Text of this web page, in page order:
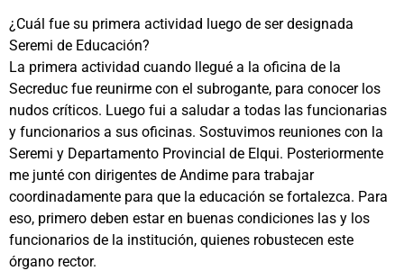
¿Cuál fue su primera actividad luego de ser designada
Seremi de Educación?
La primera actividad cuando llegué a la oficina de la
Secreduc fue reunirme con el subrogante, para conocer los
nudos críticos. Luego fui a saludar a todas las funcionarias
y funcionarios a sus oficinas. Sostuvimos reuniones con la
Seremi y Departamento Provincial de Elqui. Posteriormente
me junté con dirigentes de Andime para trabajar
coordinadamente para que la educación se fortalezca. Para
eso, primero deben estar en buenas condiciones las y los
funcionarios de la institución, quienes robustecen este
órgano rector.